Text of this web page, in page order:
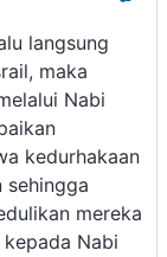
langsung
maka
Nabi
kedurhakaan
sehingga
mereka
Nabi